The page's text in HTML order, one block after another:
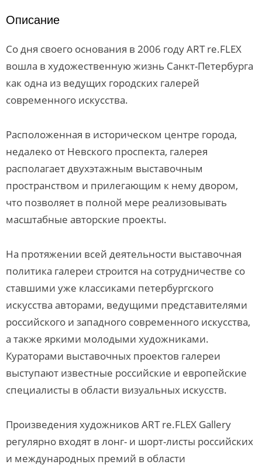
Описание
Со дня своего основания в 2006 году ART re.FLEX
вошла в художественную жизнь Санкт-Петербурга
как одна из ведущих городских галерей
современного искусства.
Расположенная в историческом центре города,
недалеко от Невского проспекта, галерея
располагает двухэтажным выставочным
пространством и прилегающим к нему двором,
что позволяет в полной мере реализовывать
масштабные авторские проекты.
На протяжении всей деятельности выставочная
политика галереи строится на сотрудничестве со
ставшими уже классиками петербургского
искусства авторами, ведущими представителями
российского и западного современного искусства,
а также яркими молодыми художниками.
Кураторами выставочных проектов галереи
выступают известные российские и европейские
специалисты в области визуальных искусств.
Произведения художников ART re.FLEX Gallery
регулярно входят в лонг- и шорт-листы российских
и международных премий в области